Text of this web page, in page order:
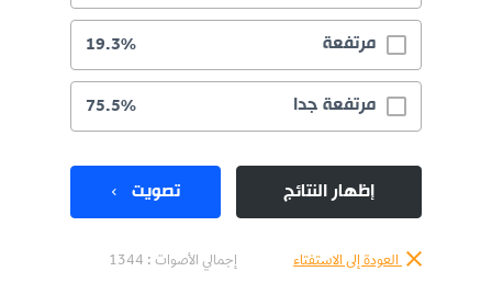
مرتفعة 19.3%
مرتفعة جدا 75.5%
إظهار النتائج تصويت
العودة إلى الاستفتاء إجمالي الأصوات : 1344